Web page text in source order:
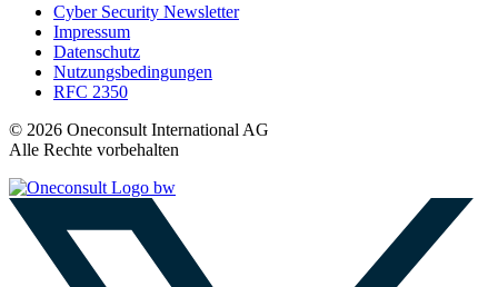
Cyber Security Newsletter
Impressum
Datenschutz
Nutzungsbedingungen
RFC 2350
© 2026 Oneconsult International AG
Alle Rechte vorbehalten